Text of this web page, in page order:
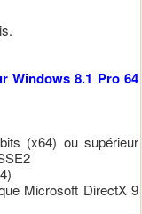
Windows 8.1 Pro 64
(x64) ou supérieur
Microsoft DirectX 9